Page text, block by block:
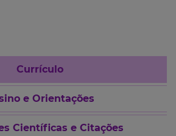
Currículo
e Orientações
Científicas e Citações